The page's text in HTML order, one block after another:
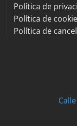
Política de
Política de
Política de